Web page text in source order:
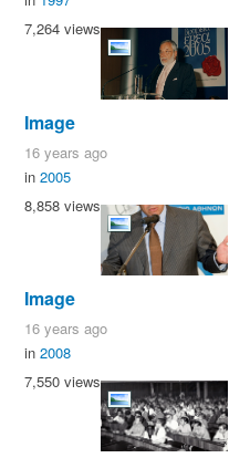
7,264 views
Image
16 years ago
in 2005
8,858 views
Image
16 years ago
in 2008
7,550 views